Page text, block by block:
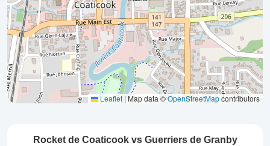
Leaflet | Map data ©OpenStreetMapcontributors
Rocket de Coaticook vs Guerriers de Granby